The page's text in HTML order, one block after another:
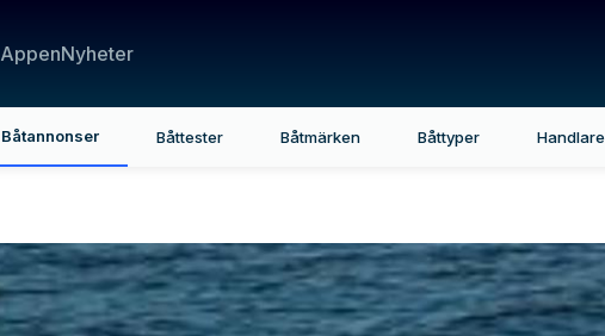
AppenNyheter
Båtannonser Båttester Båtmärken Båttyper Handlare